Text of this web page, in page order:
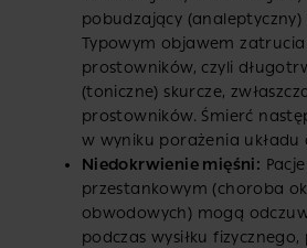
pobudzający
Typowym objawem zatrucia
prostowników, czyli
(toniczne) skurcze,
prostowników. Śmierć
w wyniku porażenia układu
Niedokrwienie mięśni:
przestankowym (choroba
obwodowych) mogą
podczas wysiłku